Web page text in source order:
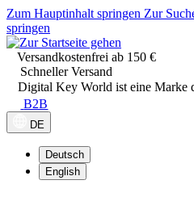
Zum Hauptinhalt springen Zur
springen
Versandkostenfrei ab 150 €
Schneller Versand
Digital Key World ist eine Marke
B2B
DE
Deutsch
English